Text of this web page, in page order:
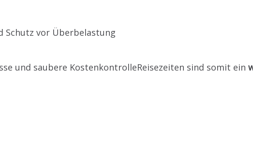
Schutz vor Überbelastung
und saubere KostenkontrolleReisezeiten sind somit ein